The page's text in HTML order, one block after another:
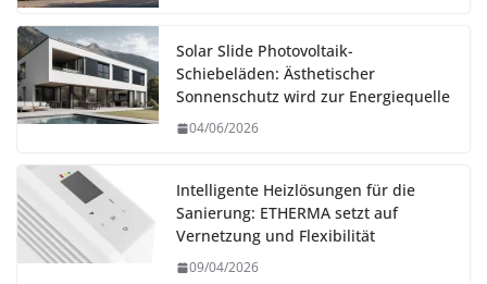
Solar Slide Photovoltaik-
Schiebeläden: Ästhetischer
Sonnenschutz wird zur Energiequelle
04/06/2026
Intelligente Heizlösungen für die
Sanierung: ETHERMA setzt auf
Vernetzung und Flexibilität
09/04/2026